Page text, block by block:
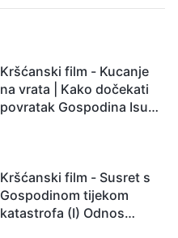
Kršćanski film - Kucanje
na vrata | Kako dočekati
povratak Gospodina Isusa
Kršćanski film - Susret s
Gospodinom tijekom
katastrofa (I) Odnos